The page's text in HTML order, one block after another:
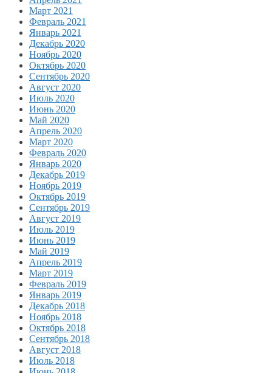
Март 2021
Февраль 2021
Январь 2021
Декабрь 2020
Ноябрь 2020
Октябрь 2020
Сентябрь 2020
Август 2020
Июль 2020
Июнь 2020
Май 2020
Апрель 2020
Март 2020
Февраль 2020
Январь 2020
Декабрь 2019
Ноябрь 2019
Октябрь 2019
Сентябрь 2019
Август 2019
Июль 2019
Июнь 2019
Май 2019
Апрель 2019
Март 2019
Февраль 2019
Январь 2019
Декабрь 2018
Ноябрь 2018
Октябрь 2018
Сентябрь 2018
Август 2018
Июль 2018